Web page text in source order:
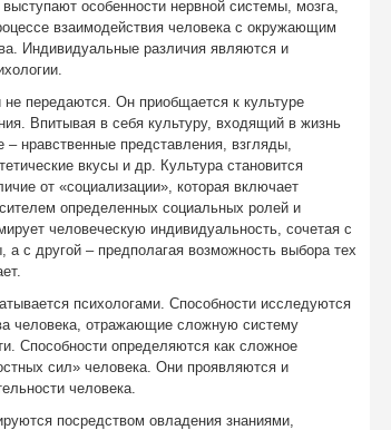
особенности нервной системы, мозга,
взаимодействия человека с окружающим
Индивидуальные различия являются и
передаются. Он приобщается к культуре
Впитывая в себя культуру, входящий в жизнь
нравственные представления, взгляды,
вкусы и др. Культура становится
от «социализации», которая включает
определенных социальных ролей и
человеческую индивидуальность, сочетая с
с другой – предполагая возможность выбора тех
психологами. Способности исследуются
человека, отражающие сложную систему
Способности определяются как сложное
сил» человека. Они проявляются и
человека.
посредством овладения знаниями,